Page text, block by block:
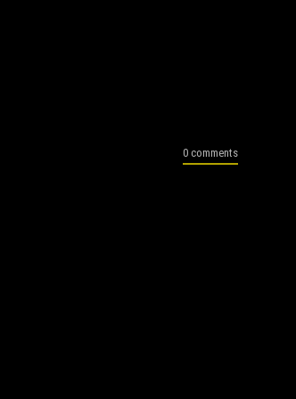
0 comments